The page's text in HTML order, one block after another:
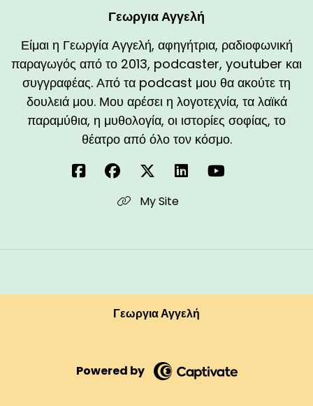
Γεωργια Αγγελή
Είμαι η Γεωργία Αγγελή, αφηγήτρια, ραδιοφωνική
παραγωγός από το 2013, podcaster, youtuber και
συγγραφέας. Από τα podcast μου θα ακούτε τη
δουλειά μου. Μου αρέσει η λογοτεχνία, τα λαϊκά
παραμύθια, η μυθολογία, οι ιστορίες σοφίας, το
θέατρο από όλο τον κόσμο.
My Site
Γεωργια Αγγελή
Powered by